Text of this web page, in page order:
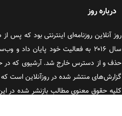
درباره روز
سال ۲۰۱۶ به فعالیت خود پایان
حذف و از دسترس خارج شد. آرشیوی که در
گزارش‌های منتشر شده در روزآنلاین است که
کلیه حقوق معنوی مطالب بازنشر شده در